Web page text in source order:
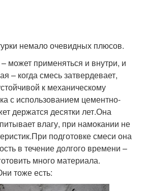
немало очевидных плюсов.
может применяться и внутри, и
– когда смесь затвердевает,
к механическому
с использованием цементно-
держатся десятки лет.Она
влагу, при намокании не
подготовке смеси она
в течение долгого времени –
много материала.
тоже есть: